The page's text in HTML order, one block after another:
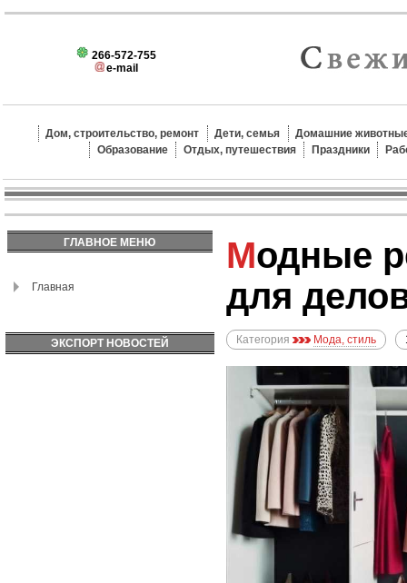
266-572-755
e-mail
Дом, строительство, ремонт Дети, семья
Домашние
Образование
Отдых, путешествия Праздники
ГЛАВНОЕ МЕНЮ
Главная
ЭКСПОРТ НОВОСТЕЙ
Модные рекомендации
для
Категория Мода, стиль